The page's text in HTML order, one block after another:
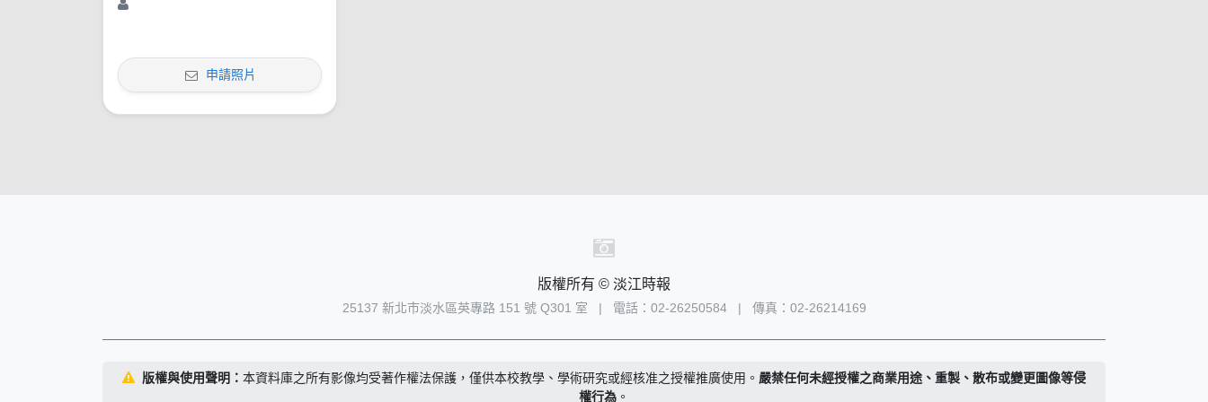
申請照片
版權所有 © 淡江時報
25137 新北市淡水區英專路 151 號 Q301 室 | 電話：02-26250584 | 傳真：02-26214169
版權與使用聲明： 本資料庫之所有影像均受著作權法保護，僅供本校教學、學術研究或經核准之授權推廣使用。 嚴禁任何未經授權之商業用途、重製、散布或變更圖像等侵
權行為 。